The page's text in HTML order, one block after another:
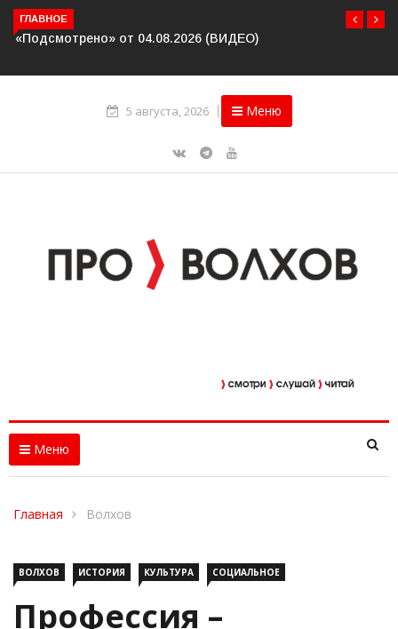
ГЛАВНОЕ
5 августа, 2026 Меню
Главная Волхов
Профессия –
водитель